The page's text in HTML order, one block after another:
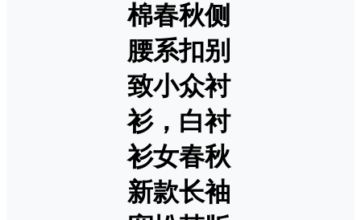
棉春秋侧
腰系扣别
致小众衬
衫，白衬
衫女春秋
新款长袖